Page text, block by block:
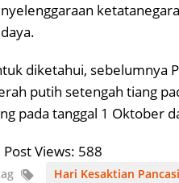
diketahui, sebelumnya
putih setengah tiang
pada tanggal 1 Oktober
Post Views: 588
Hari Kesaktian